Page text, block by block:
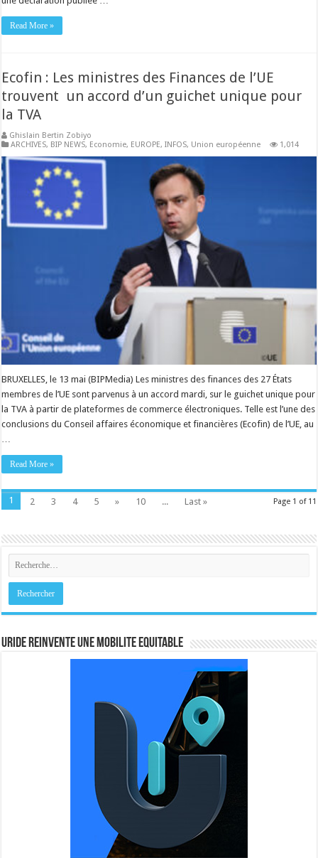
Read More »
Ecofin : Les ministres des Finances de l’UE
trouvent un accord d’un guichet unique pour
la TVA
Ghislain Bertin Zobiyo
ARCHIVES, BIP NEWS, Economie, EUROPE,INFOS, Union européenne 1,014
BRUXELLES, le 13 mai (BIPMedia) Les ministres des finances des 27 États
membres de l’UE sont parvenus à un accord mardi, sur le guichet unique pour
la TVA à partir de plateformes de commerce électroniques. Telle est l’une des
conclusions du Conseil affaires économique et financières (Ecofin) de l’UE, au
…
Read More »
Page 1 of 11
1 2 3 4 5 » 10 ... Last »
URIDE REINVENTE UNE MOBILITE EQUITABLE